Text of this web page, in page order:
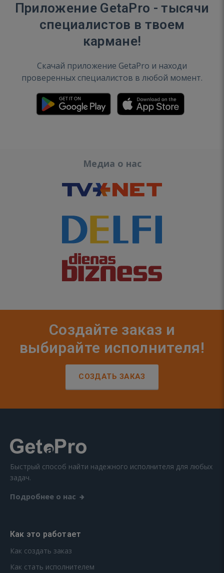
Приложение GetaPro - тысячи
специалистов в твоем
кармане!
Скачай приложение GetaPro и находи
проверенных специалистов в любой момент.
Медиа о нас
Создайте заказ и
выбирайте исполнителя!
СОЗДАТЬ ЗАКАЗ
Быстрый способ найти надежного исполнителя для любых
задач.
Подробнее о нас
Как это работает
Как создать заказ
Как стать исполнителем